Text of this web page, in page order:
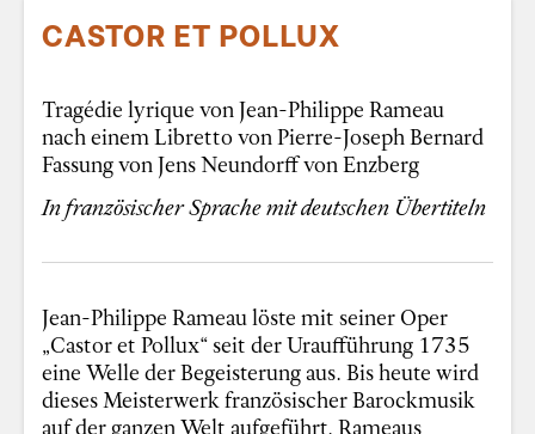
CASTOR ET POLLUX
Tragédie lyrique von Jean-Philippe Rameau
nach einem Libretto von Pierre-Joseph Bernard
Fassung von Jens Neundorff von Enzberg
In französischer Sprache mit deutschen Übertiteln
Jean-Philippe Rameau löste mit seiner Oper
„Castor et Pollux“ seit der Uraufführung 1735
eine Welle der Begeisterung aus. Bis heute wird
dieses Meisterwerk französischer Barockmusik
auf der ganzen Welt aufgeführt. Rameaus